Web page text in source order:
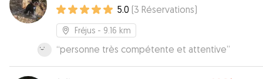
5.0 (3 Réservations)
Fréjus - 9.16 km
“personne très compétente et attentive”